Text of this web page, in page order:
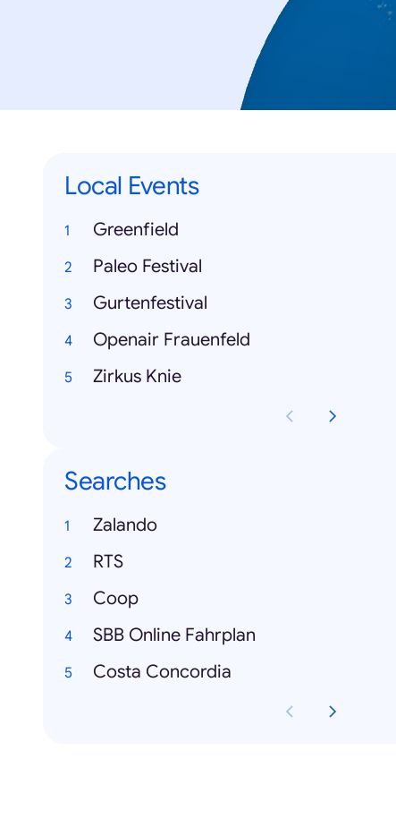
Local Events
Greenfield
Paleo Festival
Gurtenfestival
Openair Frauenfeld
Zirkus Knie
Searches
Zalando
RTS
Coop
SBB Online Fahrplan
Costa Concordia